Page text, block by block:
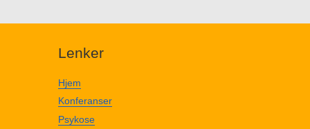
Lenker
Hjem
Konferanser
Psykose